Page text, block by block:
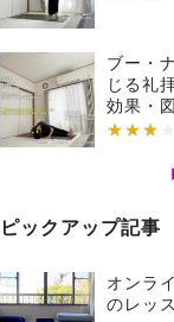
ブー・
じる礼
効果・
★★★
ピックアップ記事
オンラ
のレッ